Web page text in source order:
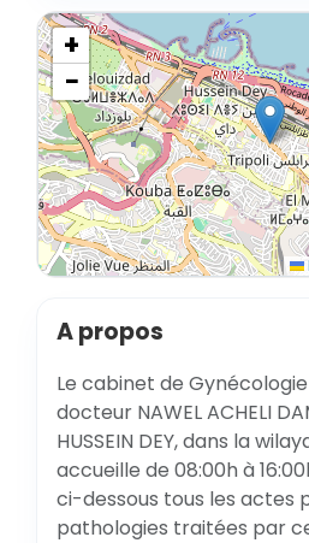
+
−
A propos
Le cabinet de
docteur NAWEL ACHELI
HUSSEIN DEY, dans la
accueille de 08:00h à
ci-dessous tous les actes
pathologies traitées par